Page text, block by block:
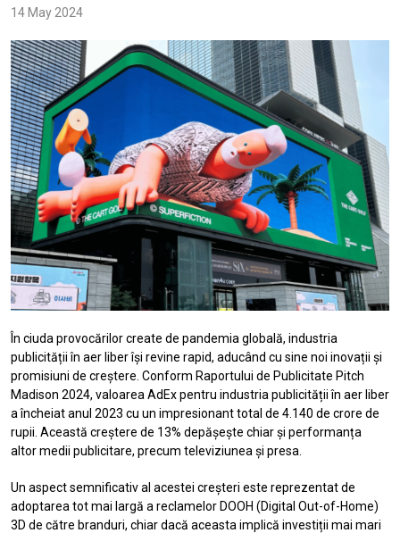
14 May 2024
În ciuda provocărilor create de pandemia globală, industria
publicității în aer liber își revine rapid, aducând cu sine noi inovații și
promisiuni de creștere. Conform Raportului de Publicitate Pitch
Madison 2024, valoarea AdEx pentru industria publicității în aer liber
a încheiat anul 2023 cu un impresionant total de 4.140 de crore de
rupii. Această creștere de 13% depășește chiar și performanța
altor medii publicitare, precum televiziunea și presa.
Un aspect semnificativ al acestei creșteri este reprezentat de
adoptarea tot mai largă a reclamelor DOOH (Digital Out-of-Home)
3D de către branduri, chiar dacă aceasta implică investiții mai mari